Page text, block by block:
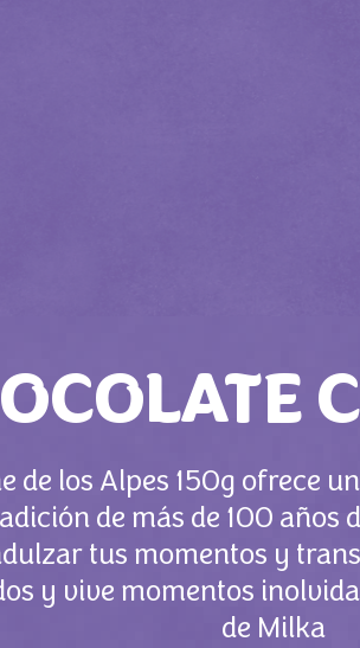
de los Alpes 150g ofrece
de más de 100
tus momentos y
y vive momentos
de Milka